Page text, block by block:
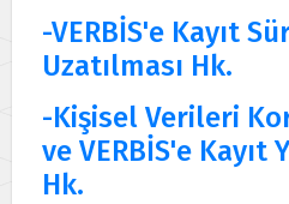
-VERBİS'e Kayıt
Uzatılması Hk.
-Kişisel Verileri
ve VERBİS'e
Hk.